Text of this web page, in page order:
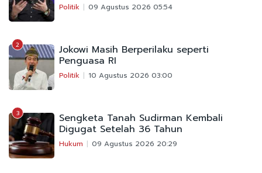
Politik 09 Agustus 2026 05:54
2 Jokowi Masih Berperilaku seperti
Penguasa RI
Politik 10 Agustus 2026 03:00
3 Sengketa Tanah Sudirman Kembali
Digugat Setelah 36 Tahun
Hukum 09 Agustus 2026 20:29